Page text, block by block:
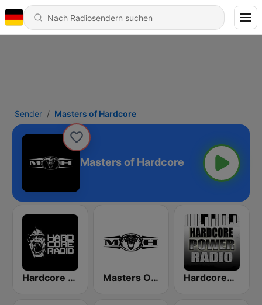
Sender Masters of Hardcore
Masters of Hardcore
Hardcore Radio Masters Of Hardcore HardcorePower Radio